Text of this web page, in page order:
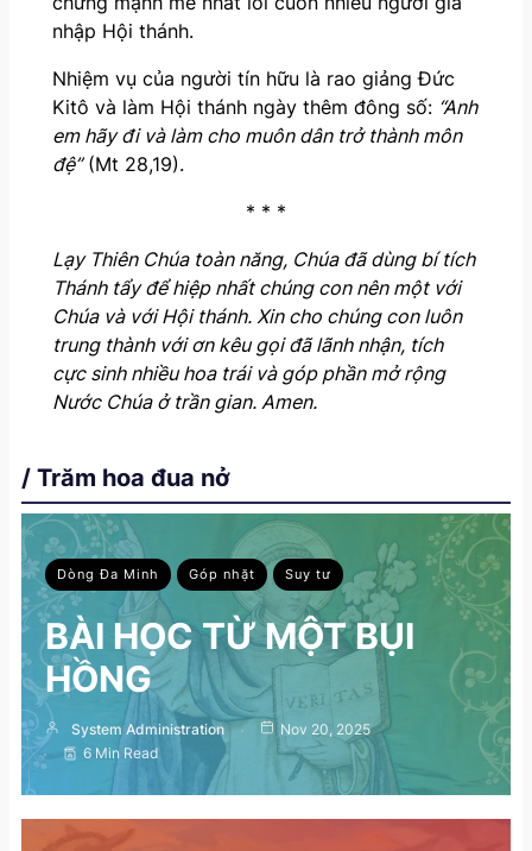
nhập Hội thánh.
Nhiệm vụ của người tín hữu là rao giảng Đức
Kitô và làm Hội thánh ngày thêm đông số: “Anh
em hãy đi và làm cho muôn dân trở thành môn
đệ”(Mt 28,19).
* * *
Lạy Thiên Chúa toàn năng, Chúa đã dùng bí tích
Thánh tẩy để hiệp nhất chúng con nên một với
Chúa và với Hội thánh. Xin cho chúng con luôn
trung thành với ơn kêu gọi đã lãnh nhận, tích
cực sinh nhiều hoa trái và góp phần mở rộng
Nước Chúa ở trần gian. Amen.
/ Trăm hoa đua nở
Dòng Đa Minh Góp nhặt Suy tư
BÀI HỌC TỪ MỘT BỤI
HỒNG
System Administration
Nov 20, 2025
6 Min Read